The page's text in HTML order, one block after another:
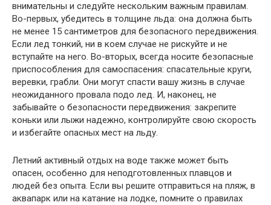
внимательны и следуйте нескольким важным правилам.
Во-первых, убедитесь в толщине льда: она должна быть
не менее 15 сантиметров для безопасного передвижения.
Если лед тонкий, ни в коем случае не рискуйте и не
вступайте на него. Во-вторых, всегда носите безопасные
приспособления для самоспасения: спасательные круги,
веревки, грабли. Они могут спасти вашу жизнь в случае
неожиданного провала подо лед. И, наконец, не
забывайте о безопасности передвижения: закрепите
коньки или лыжи надежно, контролируйте свою скорость
и избегайте опасных мест на льду.
Летний активный отдых на воде также может быть
опасен, особенно для неподготовленных плавцов и
людей без опыта. Если вы решите отправиться на пляж, в
аквапарк или на катание на лодке, помните о правилах